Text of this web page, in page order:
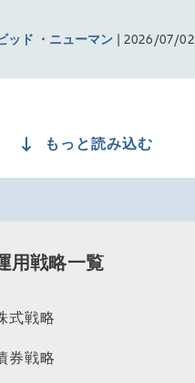
ッド ・ニューマン | 2026/07/02
もっと読み込む
用戦略一覧
式戦略
券戦略